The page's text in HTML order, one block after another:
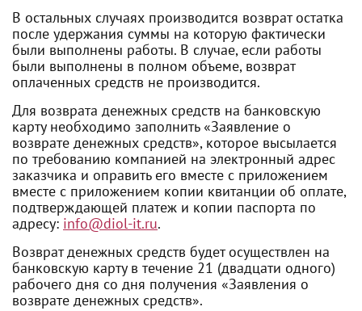
В остальных случаях производится возврат остатка
после удержания суммы на которую фактически
были выполнены работы. В случае, если работы
были выполнены в полном объеме, возврат
оплаченных средств не производится.
Для возврата денежных средств на банковскую
карту необходимо заполнить «Заявление о
возврате денежных средств», которое высылается
по требованию компанией на электронный адрес
заказчика и оправить его вместе с приложением
вместе с приложением копии квитанции об оплате,
подтверждающей платеж и копии паспорта по
адресу: info@diol-it.ru.
Возврат денежных средств будет осуществлен на
банковскую карту в течение 21 (двадцати одного)
рабочего дня со дня получения «Заявления о
возврате денежных средств».